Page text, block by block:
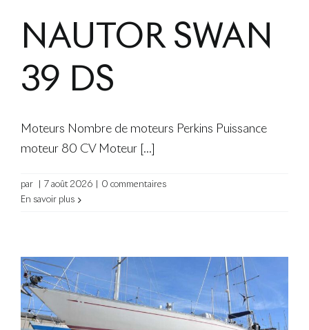
NAUTOR SWAN
39 DS
Moteurs Nombre de moteurs Perkins Puissance
moteur 80 CV Moteur [...]
par 7 août 2026
0 commentaires
En savoir plus